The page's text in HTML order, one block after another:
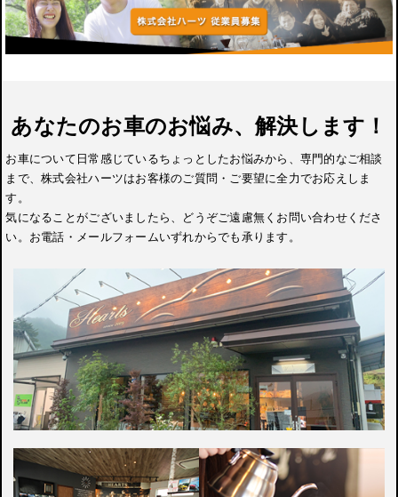
あなたのお車のお悩み、解決します！
お車について日常感じているちょっとしたお悩みから、専門的なご相談
まで、株式会社ハーツはお客様のご質問・ご要望に全力でお応えしま
す。
気になることがございましたら、どうぞご遠慮無くお問い合わせくださ
い。お電話・メールフォームいずれからでも承ります。